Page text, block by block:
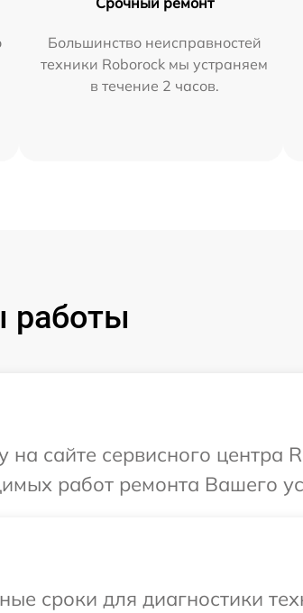
Большинство неисправностей
техники Roborock мы устраняем
в течение 2 часов.
работы
на сайте сервисного центра
работ ремонта Вашего
сроки для диагностики